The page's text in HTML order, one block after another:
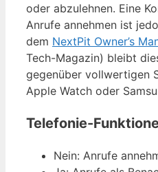
oder abzulehnen. Eine
Anrufe annehmen ist
dem NextPit Owner’s
Tech-Magazin) bleibt
gegenüber vollwertigen
Apple Watch oder
Telefonie-
Nein: Anrufe